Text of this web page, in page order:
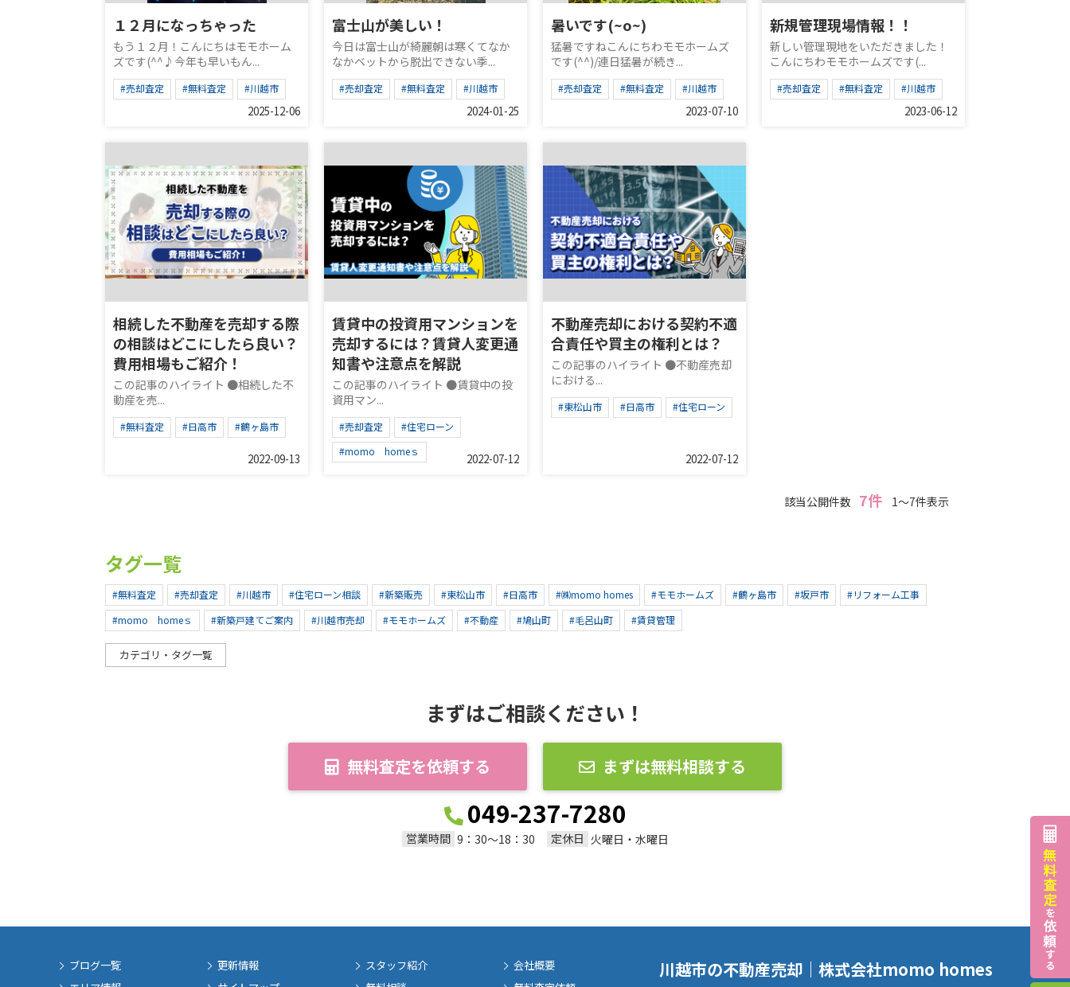
１２月になっちゃった
もう１２月！こんにちはモモホーム
ズです(^^♪今年も早いもん...
#売却査定 #無料査定 #川越市
2025-12-06
富士山が美しい！
今日は富士山が綺麗朝は寒くてなか
なかベットから脱出できない季...
#売却査定 #無料査定 #川越市
2024-01-25
暑いです(~o~)
猛暑ですねこんにちわモモホームズ
です(^^)/連日猛暑が続き...
#売却査定 #無料査定 #川越市
2023-07-10
新規管理現場情報！！
新しい管理現地をいただきました！
こんにちわモモホームズです(...
#売却査定 #無料査定 #川越市
2023-06-12
相続した不動産を売却する際
の相談はどこにしたら良い？
費用相場もご紹介！
この記事のハイライト ●相続した不
動産を売...
#無料査定 #日高市 #鶴ヶ島市
2022-09-13
賃貸中の投資用マンションを
売却するには？賃貸人変更通
知書や注意点を解説
この記事のハイライト ●賃貸中の投
資用マン...
#売却査定
#住宅ローン
#momo homeｓ
2022-07-12
不動産売却における契約不適
合責任や買主の権利とは？
この記事のハイライト ●不動産売却
における...
#東松山市 #日高市 #住宅ローン
2022-07-12
該当公開件数 7件 1～7件表示
タグ一覧
#無料査定 #売却査定 #川越市 #住宅ローン相談 #新築販売 #東松山市 #日高市 #㈱momo homes #モモホームズ #鶴ヶ島市 #坂戸市
#リフォーム工事
#momo homeｓ
#新築戸建てご案内 #川越市売却 #モモホームズ #不動産 #鳩山町 #毛呂山町 #賃貸管理
カテゴリ・タグ一覧
まずはご相談ください！
無料査定を依頼する まずは無料相談する
049-237-7280
営業時間 9：30～18：30 定休日 火曜日・水曜日
ブログ一覧
更新情報
スタッフ紹介
会社概要
川越市の不動産売却｜株式会社momo homes